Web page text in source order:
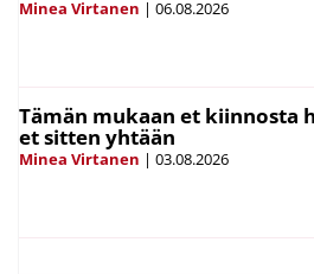
Minea Virtanen | 06.08.2026
Tämän mukaan et kiinnosta
et sitten yhtään
Minea Virtanen | 03.08.2026